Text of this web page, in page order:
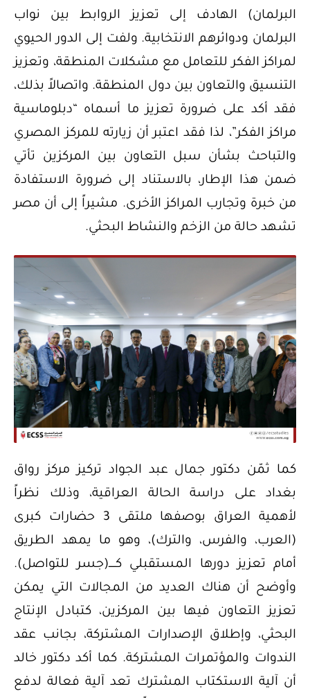
البرلمان) الهادف إلى تعزيز الروابط بين نواب
البرلمان ودوائرهم الانتخابية. ولفت إلى الدور الحيوي
لمراكز الفكر للتعامل مع مشكلات المنطقة، وتعزيز
التنسيق والتعاون بين دول المنطقة. واتصالاً بذلك،
فقد أكد على ضرورة تعزيز ما أسماه “دبلوماسية
مراكز الفكر”، لذا فقد اعتبر أن زيارته للمركز المصري
والتباحث بشأن سبل التعاون بين المركزين تأتي
ضمن هذا الإطار، بالاستناد إلى ضرورة الاستفادة
من خبرة وتجارب المراكز الأخرى. مشيراً إلى أن مصر
تشهد حالة من الزخم والنشاط البحثي.
كما ثمّن دكتور جمال عبد الجواد تركيز مركز رواق
بغداد على دراسة الحالة العراقية، وذلك نظراً
لأهمية العراق بوصفها ملتقى 3 حضارات كبرى
(العرب، والفرس، والترك)، وهو ما يمهد الطريق
أمام تعزيز دورها المستقبلي كـــــ(جسر للتواصل).
وأوضح أن هناك العديد من المجالات التي يمكن
تعزيز التعاون فيها بين المركزين، كتبادل الإنتاج
البحثي، وإطلاق الإصدارات المشتركة، بجانب عقد
الندوات والمؤتمرات المشتركة. كما أكد دكتور خالد
أن آلية الاستكتاب المشترك تعد آلية فعالة لدفع